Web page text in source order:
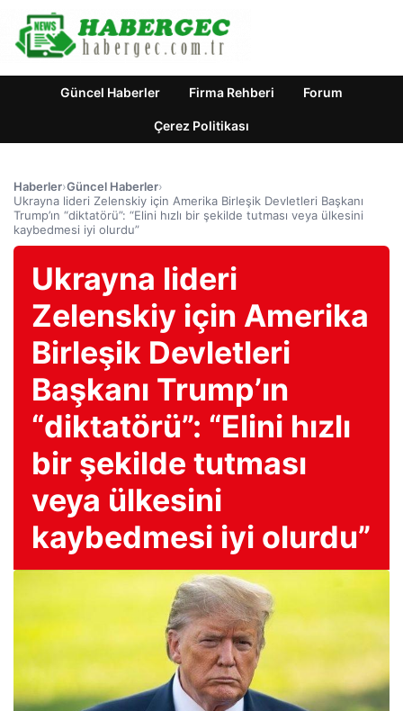
Güncel Haberler Firma Rehberi Forum
Çerez Politikası
Haberler›Güncel Haberler›
Ukrayna lideri Zelenskiy için Amerika Birleşik Devletleri Başkanı
Trump’ın “diktatörü”: “Elini hızlı bir şekilde tutması veya ülkesini
kaybedmesi iyi olurdu”
Ukrayna lideri
Zelenskiy için Amerika
Birleşik Devletleri
Başkanı Trump’ın
“diktatörü”: “Elini hızlı
bir şekilde tutması
veya ülkesini
kaybedmesi iyi olurdu”